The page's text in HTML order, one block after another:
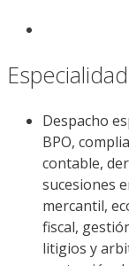
Despacho
BPO,
contable,
sucesiones
mercantil,
fiscal,
litigios y